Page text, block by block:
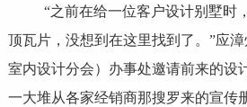
“之前在给一位客户设计别墅时
顶瓦片，没想到在这里找到了。”应
室内设计分会）办事处邀请前来的设
一大堆从各家经销商那搜罗来的宣传